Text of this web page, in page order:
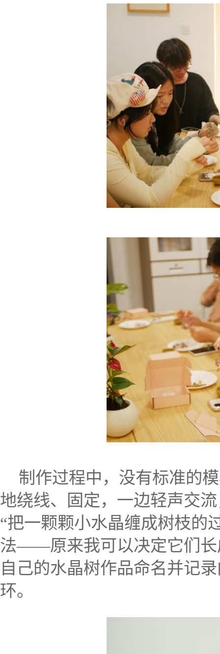
制作过程中，没有标准的
地绕线、固定，一边轻声交流
“把一颗颗小水晶缠成树枝的
法——原来我可以决定它们长
自己的水晶树作品命名并记
环。